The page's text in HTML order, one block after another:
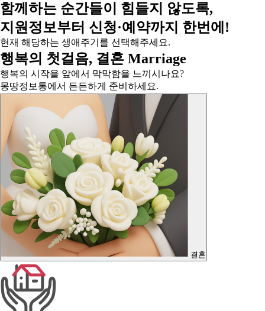
함께하는 순간들이 힘들지 않도록,
지원정보부터 신청·예약까지 한번에!
현재 해당하는 생애주기를 선택해주세요.
행복의 첫걸음, 결혼 Marriage
행복의 시작을 앞에서 막막함을 느끼시나요?
몽땅정보통에서 든든하게 준비하세요.
결혼